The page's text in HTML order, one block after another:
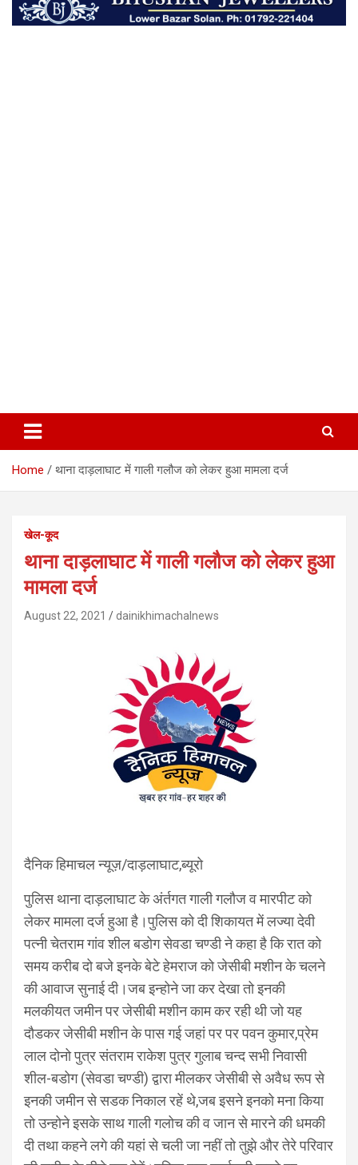
Home थाना दाड़लाघाट में गाली गलौज को लेकर हुआ मामला दर्ज
खेल-कूद
थाना दाड़लाघाट में गाली गलौज को लेकर हुआ
मामला दर्ज
August 22, 2021 dainikhimachalnews
दैनिक हिमाचल न्यूज़/दाड़लाघाट,ब्यूरो
पुलिस थाना दाड़लाघाट के अंर्तगत गाली गलौज व मारपीट को
लेकर मामला दर्ज हुआ है।पुलिस को दी शिकायत में लज्या देवी
पत्नी चेतराम गांव शील बडोग सेवडा चण्डी ने कहा है कि रात को
समय करीब दो बजे इनके बेटे हेमराज को जेसीबी मशीन के चलने
की आवाज सुनाई दी।जब इन्होने जा कर देखा तो इनकी
मलकीयत जमीन पर जेसीबी मशीन काम कर रही थी जो यह
दौडकर जेसीबी मशीन के पास गई जहां पर पर पवन कुमार,प्रेम
लाल दोनो पुत्र संतराम राकेश पुत्र गुलाब चन्द सभी निवासी
शील-बडोग (सेवडा चण्डी) द्वारा मीलकर जेसीबी से अवैध रूप से
इनकी जमीन से सडक निकाल रहें थे,जब इसने इनको मना किया
तो उन्होने इसके साथ गाली गलोच की व जान से मारने की धमकी
दी तथा कहने लगे की यहां से चली जा नहीं तो तुझे और तेरे परिवार